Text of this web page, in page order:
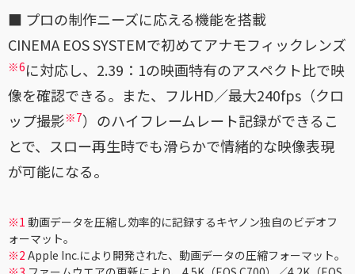
■ プロの制作ニーズに応える機能を搭載
CINEMA EOS SYSTEMで初めてアナモフィックレンズ
※6に対応し、2.39：1の映画特有のアスペクト比で映
像を確認できる。また、フルHD／最大240fps（クロ
ップ撮影※7）のハイフレームレート記録ができるこ
とで、スロー再生時でも滑らかで情緒的な映像表現
が可能になる。
※1 動画データを圧縮し効率的に記録するキヤノン独自のビデオフ
ォーマット。
※2 Apple Inc.により開発された、動画データの圧縮フォーマット。